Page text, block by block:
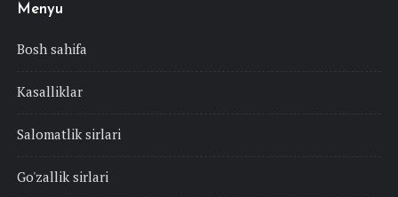
Menyu
Bosh sahifa
Kasalliklar
Salomatlik sirlari
Go'zallik sirlari